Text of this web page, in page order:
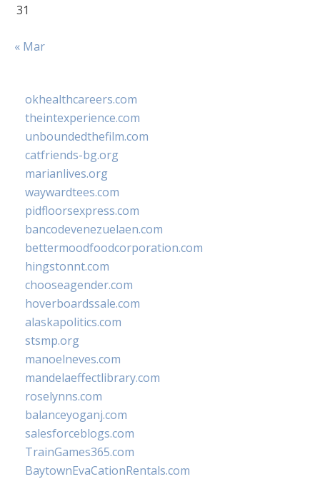
31
« Mar
okhealthcareers.com
theintexperience.com
unboundedthefilm.com
catfriends-bg.org
marianlives.org
waywardtees.com
pidfloorsexpress.com
bancodevenezuelaen.com
bettermoodfoodcorporation.com
hingstonnt.com
chooseagender.com
hoverboardssale.com
alaskapolitics.com
stsmp.org
manoelneves.com
mandelaeffectlibrary.com
roselynns.com
balanceyoganj.com
salesforceblogs.com
TrainGames365.com
BaytownEvaCationRentals.com